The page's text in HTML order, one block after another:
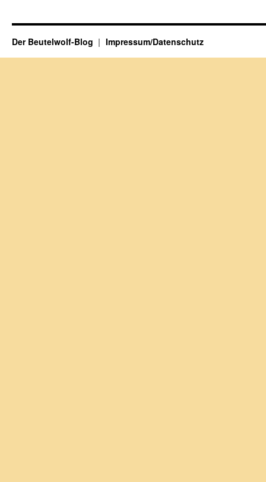
Der Beutelwolf-Blog Impressum/Datenschutz